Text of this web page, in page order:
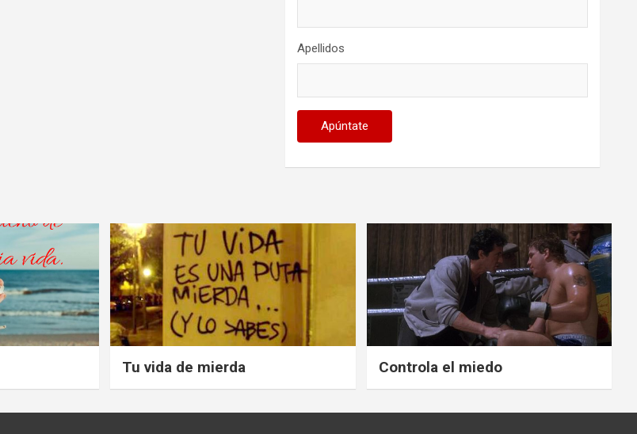
Apellidos
Tu vida de mierda Controla el miedo